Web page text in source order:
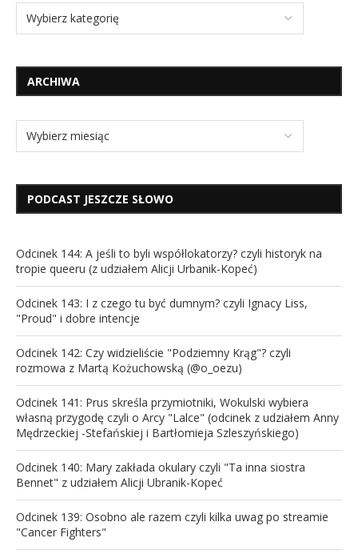
ARCHIWA
PODCAST JESZCZE SŁOWO
Odcinek 144: A jeśli to byli współlokatorzy? czyli historyk na
tropie queeru (z udziałem Alicji Urbanik-Kopeć)
Odcinek 143: I z czego tu być dumnym? czyli Ignacy Liss,
"Proud" i dobre intencje
Odcinek 142: Czy widzieliście "Podziemny Krąg"? czyli
rozmowa z Martą Kożuchowską (@o_oezu)
Odcinek 141: Prus skreśla przymiotniki, Wokulski wybiera
własną przygodę czyli o Arcy "Lalce" (odcinek z udziałem Anny
Mędrzeckiej -Stefańskiej i Bartłomieja Szleszyńskiego)
Odcinek 140: Mary zakłada okulary czyli "Ta inna siostra
Bennet" z udziałem Alicji Ubranik-Kopeć
Odcinek 139: Osobno ale razem czyli kilka uwag po streamie
"Cancer Fighters"